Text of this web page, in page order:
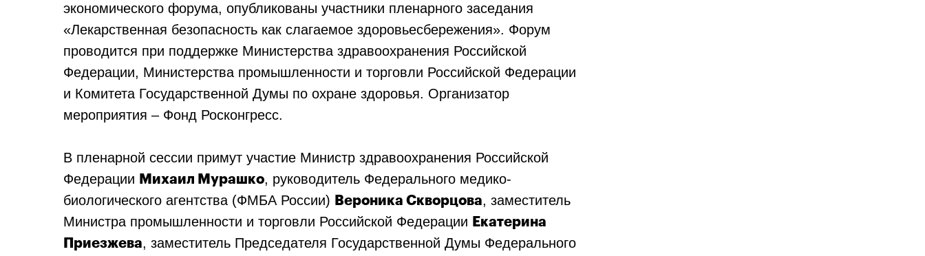
экономического форума, опубликованы участники пленарного заседания
«Лекарственная безопасность как слагаемое здоровьесбережения». Форум
проводится при поддержке Министерства здравоохранения Российской
Федерации, Министерства промышленности и торговли Российской Федерации
и Комитета Государственной Думы по охране здоровья. Организатор
мероприятия – Фонд Росконгресс.
В пленарной сессии примут участие Министр здравоохранения Российской
Федерации Михаил Мурашко, руководитель Федерального медико-
биологического агентства (ФМБА России) Вероника Скворцова, заместитель
Министра промышленности и торговли Российской Федерации Екатерина
Приезжева, заместитель Председателя Государственной Думы Федерального